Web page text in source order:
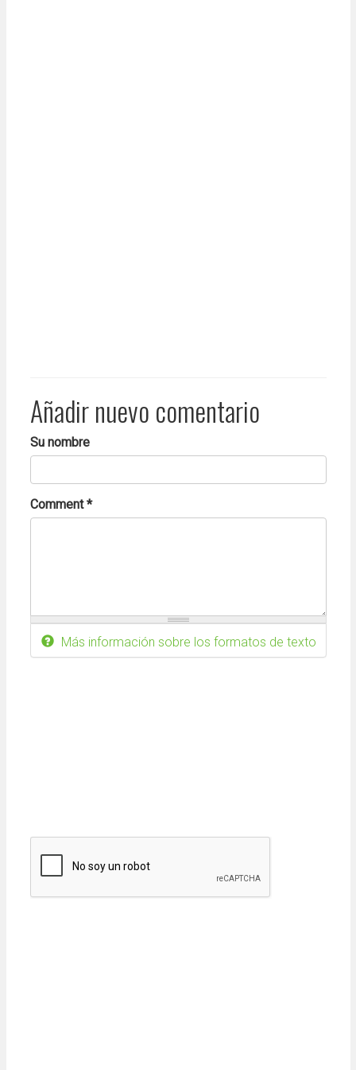
Añadir nuevo comentario
Su nombre
Comment*
Más información sobre los formatos de texto